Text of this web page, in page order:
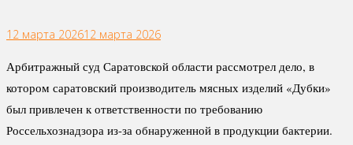
12 марта 202612 марта 2026
Арбитражный суд Саратовской области рассмотрел дело, в
котором саратовский производитель мясных изделий «Дубки»
был привлечен к ответственности по требованию
Россельхознадзора из-за обнаруженной в продукции бактерии.